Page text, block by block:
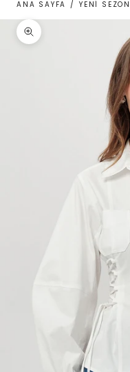
ANA SAYFA / YENİ SEZON
Yakınlaştır